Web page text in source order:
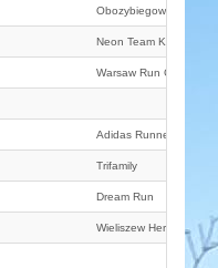
Obozybiegowe. Pl
Neon Team Kross Stuff
Warsaw Run Club
Adidas Runners
Trifamily
Dream Run
Wieliszew Heron Team